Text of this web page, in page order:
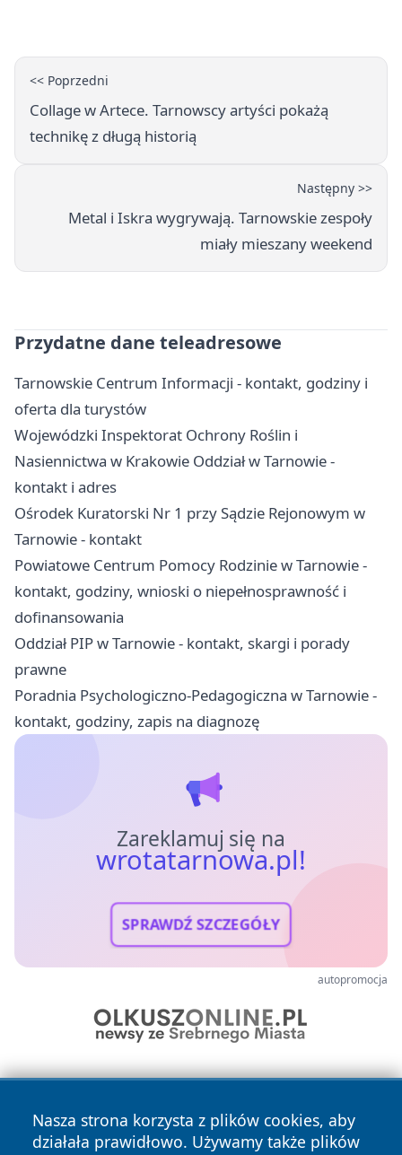
<< Poprzedni
Collage w Artece. Tarnowscy artyści pokażą
technikę z długą historią
Następny >>
Metal i Iskra wygrywają. Tarnowskie zespoły
miały mieszany weekend
Przydatne dane teleadresowe
Tarnowskie Centrum Informacji - kontakt, godziny i
oferta dla turystów
Wojewódzki Inspektorat Ochrony Roślin i
Nasiennictwa w Krakowie Oddział w Tarnowie -
kontakt i adres
Ośrodek Kuratorski Nr 1 przy Sądzie Rejonowym w
Tarnowie - kontakt
Powiatowe Centrum Pomocy Rodzinie w Tarnowie -
kontakt, godziny, wnioski o niepełnosprawność i
dofinansowania
Oddział PIP w Tarnowie - kontakt, skargi i porady
prawne
Poradnia Psychologiczno-Pedagogiczna w Tarnowie -
kontakt, godziny, zapis na diagnozę
Zareklamuj się na
wrotatarnowa.pl!
SPRAWDŹ SZCZEGÓŁY
autopromocja
Nasza strona korzysta z plików cookies, aby
działała prawidłowo. Używamy także plików